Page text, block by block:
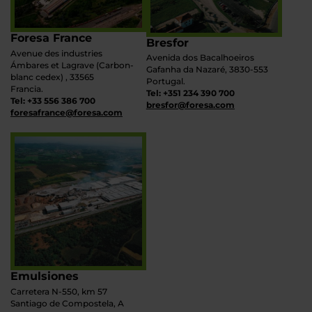
Foresa France
Avenue des industries
Ámbares et Lagrave (Carbon-
blanc cedex) , 33565
Francia.
Tel: +33 556 386 700
foresafrance@foresa.com
Bresfor
Avenida dos Bacalhoeiros
Gafanha da Nazaré, 3830-553
Portugal.
Tel: +351 234 390 700
bresfor@foresa.com
Emulsiones
Carretera N-550, km 57
Santiago de Compostela, A